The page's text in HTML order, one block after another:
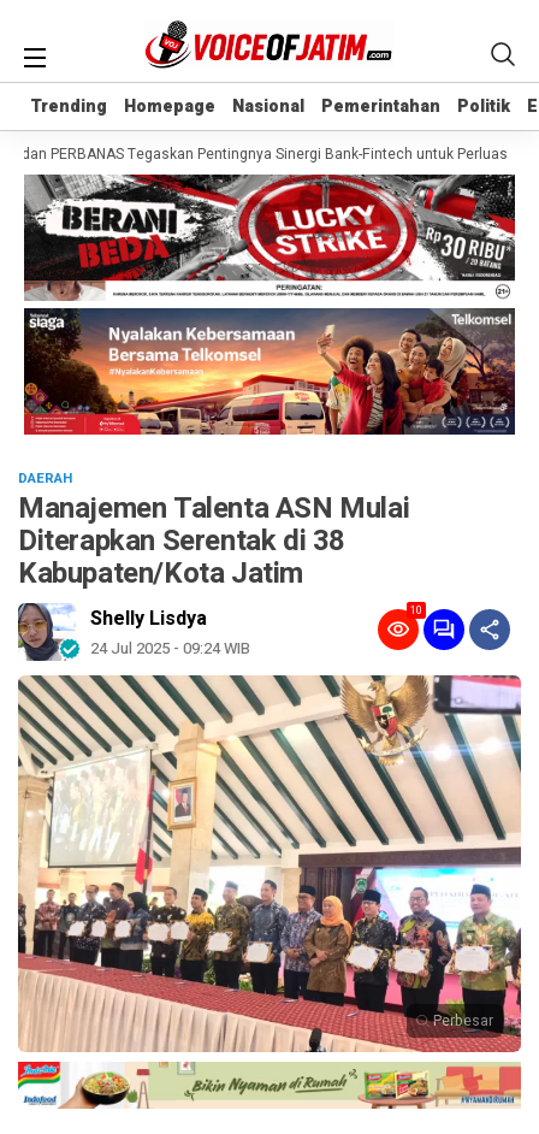
Trending Homepage Nasional Pemerintahan Politik
Trending Homepage Nasional Pemerintahan Politik
PERBANAS Tegaskan Pentingnya Sinergi Bank-Fintech untuk Perluas Akses
DAERAH
Manajemen Talenta ASN Mulai
Diterapkan Serentak di 38
Kabupaten/Kota Jatim
Shelly Lisdya
24 Jul 2025 - 09:24 WIB
10
Perbesar